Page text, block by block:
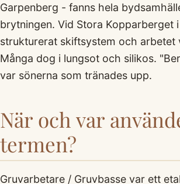
Garpenberg - fanns hela
brytningen. Vid Stora Kopparberget
strukturerat skiftsystem och arbetet
Många dog i lungsot och silikos.
var sönerna som tränades upp.
När och var
termen?
Gruvarbetare / Gruvbasse var ett